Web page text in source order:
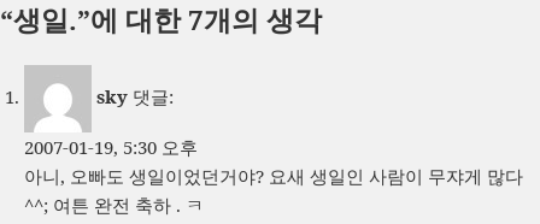
일
이
고
“생일.”에 대한 7개의 생각
sky 댓글:
2007-01-19, 5:30 오후
아니, 오빠도 생일이었던거야? 요새 생일인 사람이 무쟈게 많다
^^; 여튼 완전 축하 . ㅋ